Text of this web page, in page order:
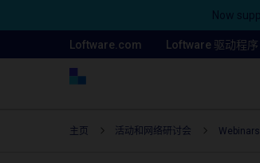
Now
Loftware.com Loftware 驱动程序
主页 活动和网络研讨会 Webinars